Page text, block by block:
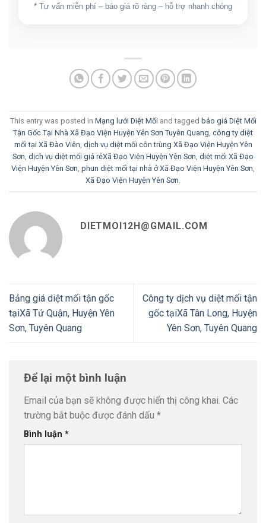
* Tư vấn miễn phí – báo giá rõ ràng – hỗ trợ nhanh chóng
This entry was posted in Mạng lưới Diệt Mối and tagged báo giá Diệt Mối
Tận Gốc Tại Nhà Xã Đạo Viện Huyện Yên Sơn Tuyên Quang, công ty diệt
mối tại Xã Đào Viên, dịch vụ diệt mối côn trùng Xã Đạo Viện Huyện Yên
Sơn, dịch vụ diệt mối giá rẻXã Đạo Viện Huyện Yên Sơn, diệt mối Xã Đạo
Viện Huyện Yên Sơn, phun diệt mối tại nhà ở Xã Đạo Viện Huyện Yên Sơn,
Xã Đạo Viện Huyện Yên Sơn.
DIETMOI12H@GMAIL.COM
Bảng giá diệt mối tận gốc
tạiXã Tứ Quận, Huyện Yên
Sơn, Tuyên Quang
Công ty dịch vụ diệt mối tận
gốc tạiXã Tân Long, Huyện
Yên Sơn, Tuyên Quang
Để lại một bình luận
Email của bạn sẽ không được hiển thị công khai. Các
trường bắt buộc được đánh dấu *
Bình luận *